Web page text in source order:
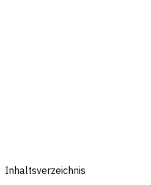
Inhaltsverzeichnis